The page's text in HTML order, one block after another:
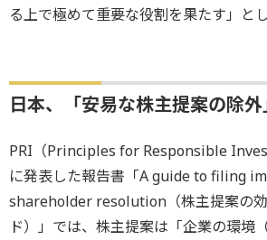
る上で極めて重要な役割を果たす」と
日本、「安易な株主提案の除
PRI（Principles for Responsible
に発表した報告書「A guide to filing
shareholder resolution（株主提案の
ド）」では、株主提案は「企業の環境